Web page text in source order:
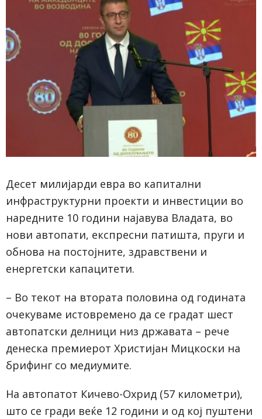
Десет милијарди евра во капитални
инфраструктурни проекти и инвестиции во
наредните 10 години најавува Владата, во
нови автопати, експресни патишта, пруги и
обнова на постојните, здравствени и
енергетски капацитети.
– Во текот на втората половина од годината
очекуваме истовремено да се градат шест
автопатски делници низ државата – рече
денеска премиерот Христијан Мицкоски на
брифинг со медиумите.
На автопатот Кичево-Охрид (57 километри),
што се гради веќе 12 години и од кој пуштени